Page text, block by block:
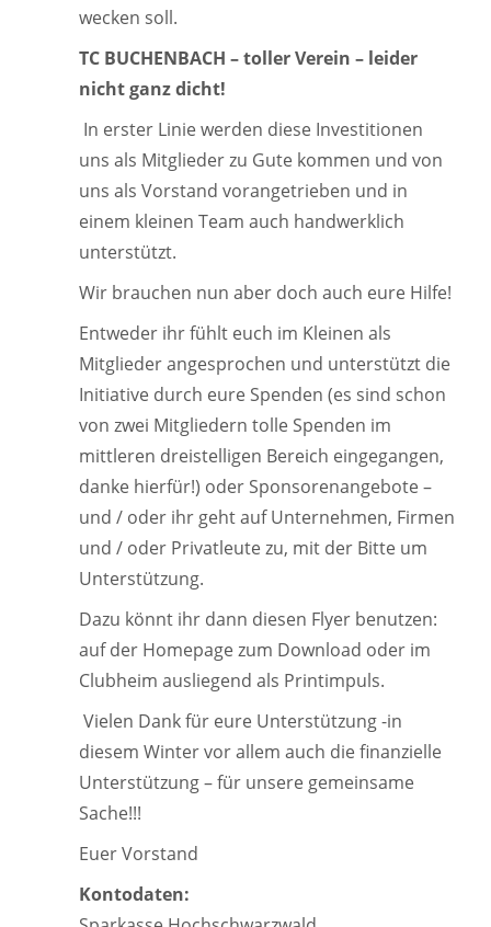
wecken soll.
TC BUCHENBACH – toller Verein – leider
nicht ganz dicht!
In erster Linie werden diese Investitionen
uns als Mitglieder zu Gute kommen und von
uns als Vorstand vorangetrieben und in
einem kleinen Team auch handwerklich
unterstützt.
Wir brauchen nun aber doch auch eure Hilfe!
Entweder ihr fühlt euch im Kleinen als
Mitglieder angesprochen und unterstützt die
Initiative durch eure Spenden (es sind schon
von zwei Mitgliedern tolle Spenden im
mittleren dreistelligen Bereich eingegangen,
danke hierfür!) oder Sponsorenangebote –
und / oder ihr geht auf Unternehmen, Firmen
und / oder Privatleute zu, mit der Bitte um
Unterstützung.
Dazu könnt ihr dann diesen Flyer benutzen:
auf der Homepage zum Download oder im
Clubheim ausliegend als Printimpuls.
Vielen Dank für eure Unterstützung -in
diesem Winter vor allem auch die finanzielle
Unterstützung – für unsere gemeinsame
Sache!!!
Euer Vorstand
Kontodaten: